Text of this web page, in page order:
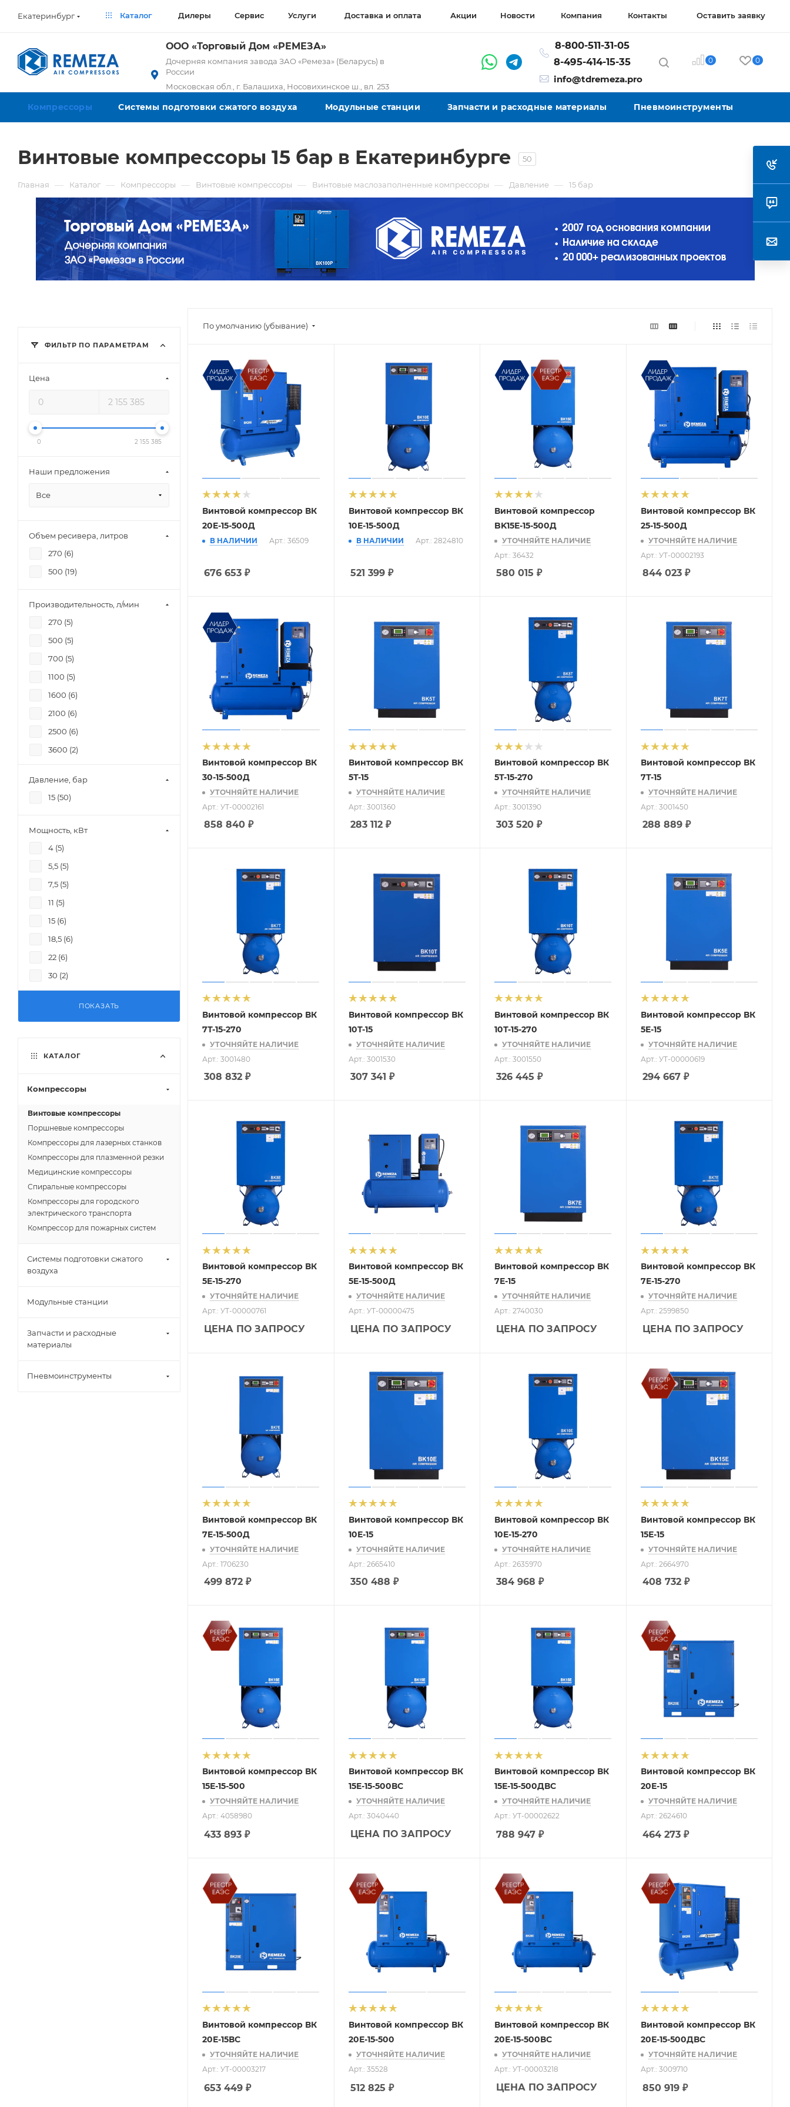
Екатеринбург Каталог Дилеры Сервис Услуги Доставка и оплата Акции Новости Компания Контакты Оставить заявку
ООО «Торговый Дом «РЕМЕЗА»
Дочерняя компания завода ЗАО «Ремеза» (Беларусь) в
России
Московская обл., г. Балашиха, Носовихинское ш., вл. 253
8-800-511-31-05
8-495-414-15-35
info@tdremeza.pro
0 0
Компрессоры Системы подготовки сжатого воздуха Модульные станции Запчасти и расходные материалы Пневмоинструменты
Винтовые компрессоры 15 бар в Екатеринбурге 50
Главная — Каталог — Компрессоры — Винтовые компрессоры — Винтовые маслозаполненные компрессоры — Давление — 15 бар
По умолчанию (убывание)
Винтовой компрессор ВК
20E-15-500Д
В НАЛИЧИИ Арт.: 36509
676 653 ₽
Винтовой компрессор ВК
10E-15-500Д
В НАЛИЧИИ Арт.: 2824810
521 399₽
Винтовой компрессор
BK15E-15-500Д
УТОЧНЯЙТЕ НАЛИЧИЕ
Арт.: 36432
580 015 ₽
Винтовой компрессор ВК
25-15-500Д
УТОЧНЯЙТЕ НАЛИЧИЕ
Арт.: УТ-00002193
844 023₽
Винтовой компрессор ВК
30-15-500Д
УТОЧНЯЙТЕ НАЛИЧИЕ
Арт.: УТ-00002161
858 840 ₽
Винтовой компрессор ВК
5Т-15
УТОЧНЯЙТЕ НАЛИЧИЕ
Арт.: 3001360
283 112₽
Винтовой компрессор ВК
5Т-15-270
УТОЧНЯЙТЕ НАЛИЧИЕ
Арт.: 3001390
303 520 ₽
Винтовой компрессор ВК
7Т-15
УТОЧНЯЙТЕ НАЛИЧИЕ
Арт.: 3001450
288 889₽
Винтовой компрессор ВК
7Т-15-270
УТОЧНЯЙТЕ НАЛИЧИЕ
Арт.: 3001480
308 832 ₽
Винтовой компрессор ВК
10Т-15
УТОЧНЯЙТЕ НАЛИЧИЕ
Арт.: 3001530
307 341 ₽
Винтовой компрессор ВК
10Т-15-270
УТОЧНЯЙТЕ НАЛИЧИЕ
Арт.: 3001550
326 445 ₽
Винтовой компрессор ВК
5E-15
УТОЧНЯЙТЕ НАЛИЧИЕ
Арт.: УТ-00000619
294 667₽
Винтовой компрессор ВК
5E-15-270
УТОЧНЯЙТЕ НАЛИЧИЕ
Арт.: УТ-00000761
ЦЕНА ПО ЗАПРОСУ
Винтовой компрессор ВК
5E-15-500Д
УТОЧНЯЙТЕ НАЛИЧИЕ
Арт.: УТ-00000475
ЦЕНА ПО ЗАПРОСУ
Винтовой компрессор ВК
7Е-15
УТОЧНЯЙТЕ НАЛИЧИЕ
Арт.: 2740030
ЦЕНА ПО ЗАПРОСУ
Винтовой компрессор ВК
7E-15-270
УТОЧНЯЙТЕ НАЛИЧИЕ
Арт.: 2599850
ЦЕНА ПО ЗАПРОСУ
Винтовой компрессор ВК
7E-15-500Д
УТОЧНЯЙТЕ НАЛИЧИЕ
Арт.: 1706230
499 872 ₽
Винтовой компрессор ВК
10Е-15
УТОЧНЯЙТЕ НАЛИЧИЕ
Арт.: 2665410
350 488 ₽
Винтовой компрессор ВК
10E-15-270
УТОЧНЯЙТЕ НАЛИЧИЕ
Арт.: 2635970
384 968 ₽
Винтовой компрессор ВК
15Е-15
УТОЧНЯЙТЕ НАЛИЧИЕ
Арт.: 2664970
408 732₽
Винтовой компрессор ВК
15Е-15-500
УТОЧНЯЙТЕ НАЛИЧИЕ
Арт.: 4058980
433 893 ₽
Винтовой компрессор ВК
15Е-15-500ВС
УТОЧНЯЙТЕ НАЛИЧИЕ
Арт.: 3040440
ЦЕНА ПО ЗАПРОСУ
Винтовой компрессор ВК
15Е-15-500ДВС
УТОЧНЯЙТЕ НАЛИЧИЕ
Арт.: УТ-00002622
788 947 ₽
Винтовой компрессор ВК
20Е-15
УТОЧНЯЙТЕ НАЛИЧИЕ
Арт.: 2624610
464 273₽
Винтовой компрессор ВК
20Е-15ВС
УТОЧНЯЙТЕ НАЛИЧИЕ
Арт.: УТ-00003217
653 449 ₽
Винтовой компрессор ВК
20Е-15-500
УТОЧНЯЙТЕ НАЛИЧИЕ
Арт.: 35528
512 825 ₽
Винтовой компрессор ВК
20Е-15-500ВС
УТОЧНЯЙТЕ НАЛИЧИЕ
Арт.: УТ-00003218
ЦЕНА ПО ЗАПРОСУ
Винтовой компрессор ВК
20Е-15-500ДВС
УТОЧНЯЙТЕ НАЛИЧИЕ
Арт.: 3009710
850 919₽
ФИЛЬТР ПО ПАРАМЕТРАМ
Цена
0 2 155 385
Наши предложения
Все
Объем ресивера, литров
270 (6)
500 (19)
Производительность, л/мин
270 (5)
500 (5)
700 (5)
1100 (5)
1600 (6)
2100 (6)
2500 (6)
3600 (2)
5100 (
6000 (
Давление, бар
15 (50)
Мощность, кВт
4 (5)
5,5 (5)
7,5 (5)
11 (5)
15 (6)
18,5 (6)
22 (6)
30 (2)
37 (2)
ПОКАЗАТЬ
КАТАЛОГ
Компрессоры
Винтовые компрессоры
Поршневые компрессоры
Компрессоры для лазерных станков
Компрессоры для плазменной резки
Медицинские компрессоры
Спиральные компрессоры
Компрессоры для городского
электрического транспорта
Компрессор для пожарных систем
Системы подготовки сжатого
воздуха
Модульные станции
Запчасти и расходные
материалы
Пневмоинструменты